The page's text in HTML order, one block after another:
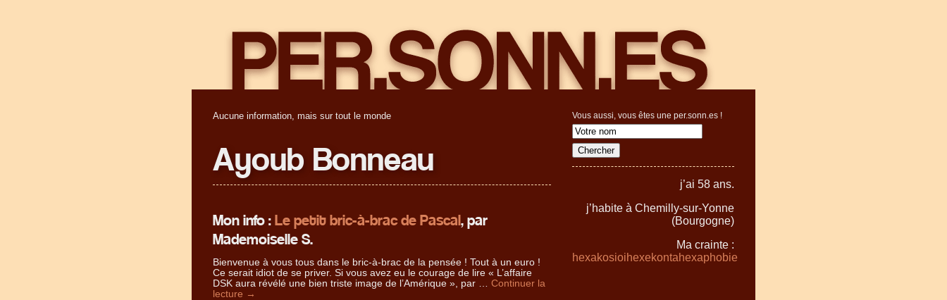
Aucune information, mais sur tout le monde
Ayoub Bonneau
Vous aussi, vous êtes une per.sonn.es !
j’ai 58 ans.
j’habite à Chemilly-sur-Yonne
(Bourgogne)
Ma crainte :
hexakosioihexekontahexaphobie
Mon info :Le petit bric-à-brac de Pascal, par
Mademoiselle S.
Bienvenue à vous tous dans le bric-à-brac de la pensée ! Tout à un euro !
Ce serait idiot de se priver. Si vous avez eu le courage de lire « L’affaire
DSK aura révélé une bien triste image de l’Amérique », par … Continuer la
lecture →